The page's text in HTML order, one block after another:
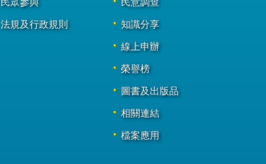
民眾參與
法規及行政規則
民意調查
知識分享
線上申辦
榮譽榜
圖書及出版品
相關連結
檔案應用